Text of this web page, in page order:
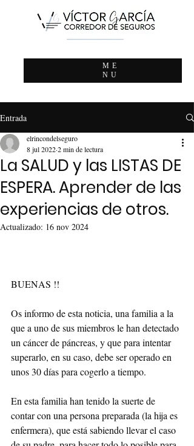
ME
NU
Entrada
La SALUD y las LISTAS DE
ESPERA. Aprender de las
experiencias de otros.
elrincondelseguro
8 jul 20222 min de lectura
Actualizado: 16 nov 2024
BUENAS !!
Os informo de esta noticia, una familia a la
que a uno de sus miembros le han detectado
un cáncer de páncreas, y que para intentar
superarlo, en su caso, debe ser operado en
unos 30 días para cogerlo a tiempo.
En esta familia han tenido la suerte de
contar con una persona preparada (la hija es
enfermera), que está sabiendo llevar el caso